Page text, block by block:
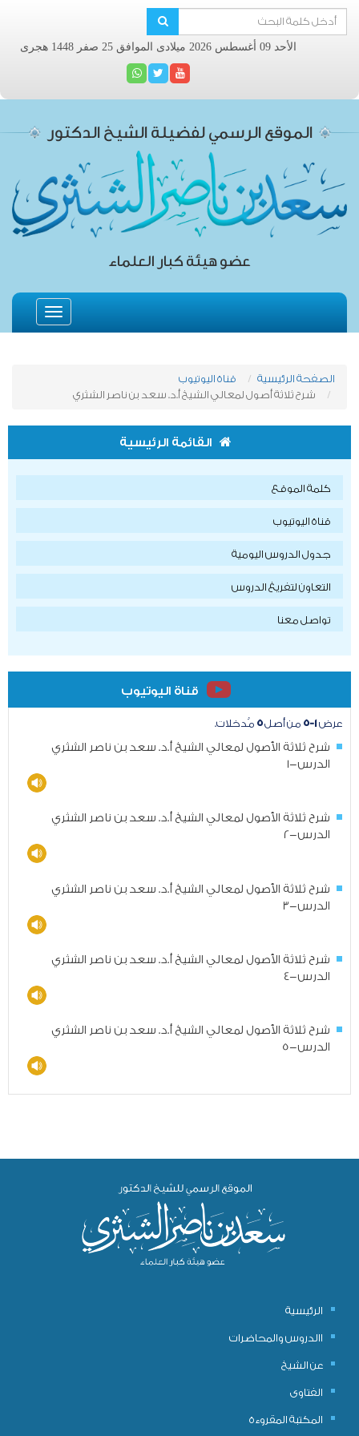
الأحد 09 أغسطس 2026 ميلادى الموافق 25 صفر 1448 هجرى
الموقع الرسمي لفضيلة الشيخ الدكتور
عضو هيئة كبار العلماء
Toggle
navigation
الصفحة الرئيسية
قناة اليوتيوب
شرح ثلاثة أصول لمعالي الشيخ أ.د. سعد بن ناصر الشثري
القائمة الرئيسية
كلمة الموقع
قناة اليوتيوب
جدول الدروس اليومية
التعاون لتفريغ الدروس
تواصل معنا
قناة اليوتيوب
عرض١-٥ من أصل٥ مُدخلات.
شرح ثلاثة الأصول لمعالي الشيخ أ.د. سعد بن ناصر الشثري
الدرس-1
شرح ثلاثة الأصول لمعالي الشيخ أ.د. سعد بن ناصر الشثري
الدرس-2
شرح ثلاثة الأصول لمعالي الشيخ أ.د. سعد بن ناصر الشثري
الدرس-3
شرح ثلاثة الأصول لمعالي الشيخ أ.د. سعد بن ناصر الشثري
الدرس-4
شرح ثلاثة الأصول لمعالي الشيخ أ.د. سعد بن ناصر الشثري
الدرس-5
الرئيسية
االدروس والمحاضرات
عن الشيخ
الفتاوى
المكتبة المقروءة